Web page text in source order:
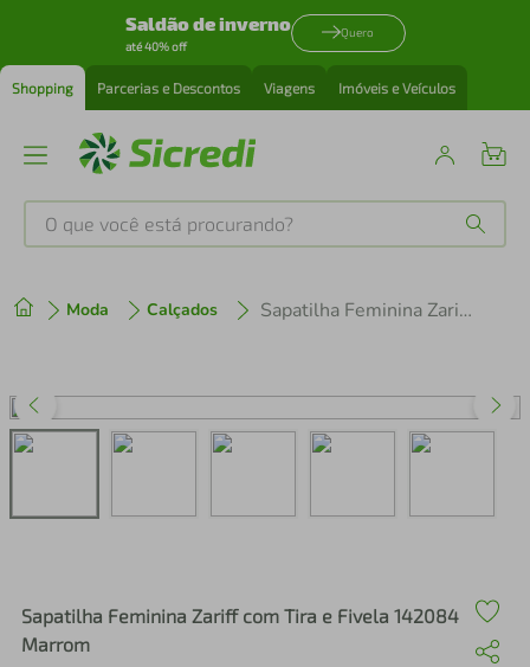
Saldão de inverno
até 40% off
Quero
Shopping Parcerias e Descontos Viagens Imóveis e Veículos
O que você está procurando?
Moda Calçados Sapatilha Feminina Zariff com Tira e Fivela 142084 Marrom
Sapatilha Feminina Zariff com Tira e Fivela 142084
Marrom
2º cafeteira